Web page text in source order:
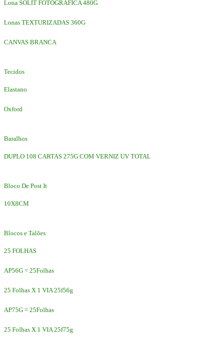
Lona SOLIT FOTOGRAFICA 480G
Lonas TEXTURIZADAS 360G
CANVAS BRANCA
Tecidos
Elastano
Oxford
Baralhos
DUPLO 108 CARTAS 275G COM VERNIZ UV TOTAL
Bloco De Post It
10X8CM
Blocos e Talões
25 FOLHAS
AP56G = 25Folhas
25 Folhas X 1 VIA 25f56g
AP75G = 25Folhas
25 Folhas X 1 VIA 25f75g